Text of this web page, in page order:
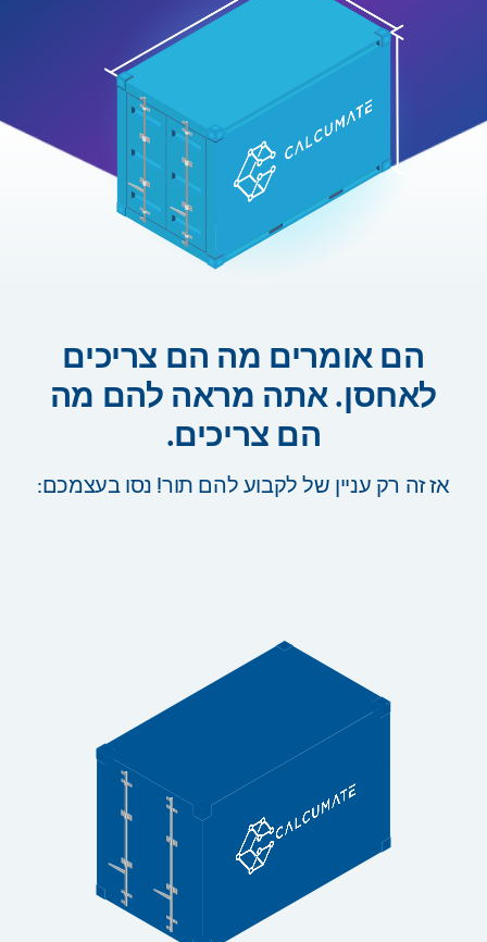
הם אומרים מה הם צריכים
לאחסן. אתה מראה להם מה
הם צריכים.
אז זה רק עניין של לקבוע להם תור! נסו בעצמכם: